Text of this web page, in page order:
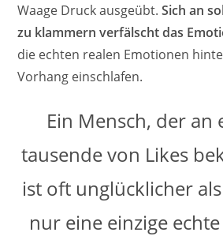
Waage Druck ausgeübt.Sich an
zu klammern verfälscht das
die echten realen Emotionen
Vorhang einschlafen.
Ein Mensch, der an
tausende von Likes
ist oft unglücklicher
nur eine einzige